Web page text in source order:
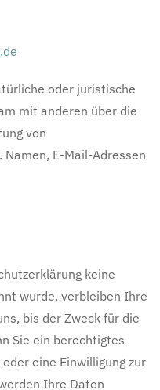
oder juristische
mit anderen über die
von
Namen, E-Mail-Adressen
keine
wurde, verbleiben Ihre
bis der Zweck für die
Sie ein berechtigtes
eine Einwilligung zur
Ihre Daten